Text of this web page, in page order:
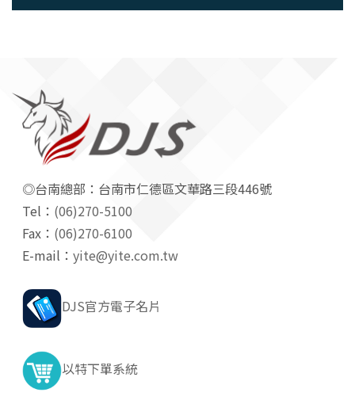
◎台南總部：台南市仁德區文華路三段446號
Tel： (06)270-5100
Fax： (06)270-6100
E-mail： yite@yite.com.tw
DJS官方電子名片
以特下單系統